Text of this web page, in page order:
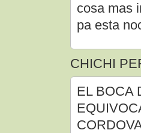
cosa mas
pa esta
CHICHI
EL BOCA